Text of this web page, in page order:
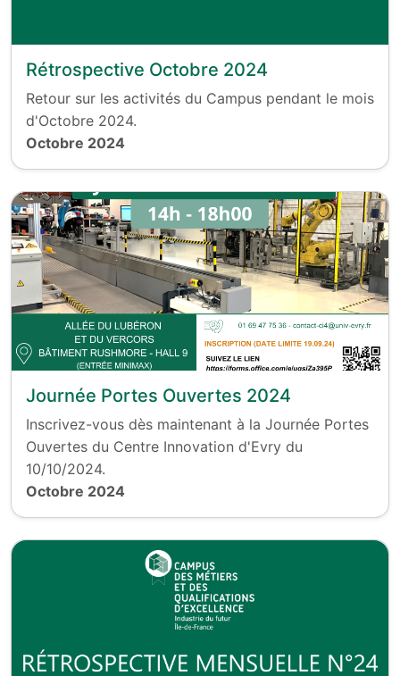
Rétrospective Octobre 2024
Retour sur les activités du Campus pendant le mois
d'Octobre 2024.
Octobre 2024
Journée Portes Ouvertes 2024
Inscrivez-vous dès maintenant à la Journée Portes
Ouvertes du Centre Innovation d'Evry du
10/10/2024.
Octobre 2024